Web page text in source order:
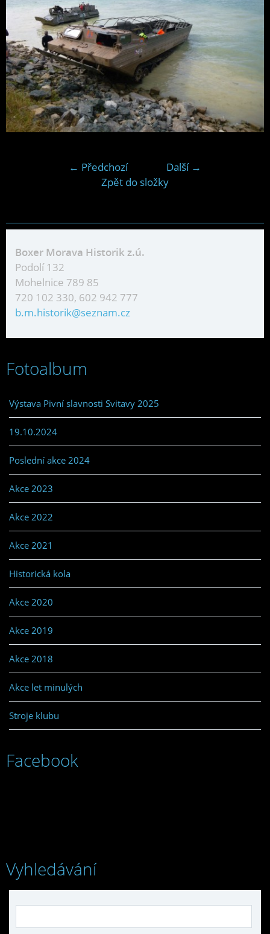
← Předchozí
Další →
Zpět do složky
Boxer Morava Historik z.ú.
Podolí 132
Mohelnice 789 85
720 102 330, 602 942 777
b.m.historik@seznam.cz
Fotoalbum
Výstava Pivní slavnosti Svitavy 2025
19.10.2024
Poslední akce 2024
Akce 2023
Akce 2022
Akce 2021
Historická kola
Akce 2020
Akce 2019
Akce 2018
Akce let minulých
Stroje klubu
Facebook
Vyhledávání